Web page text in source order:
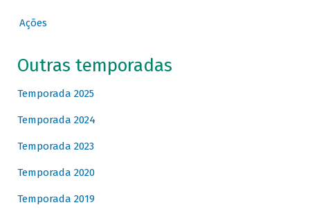
Ações
Outras temporadas
Temporada 2025
Temporada 2024
Temporada 2023
Temporada 2020
Temporada 2019